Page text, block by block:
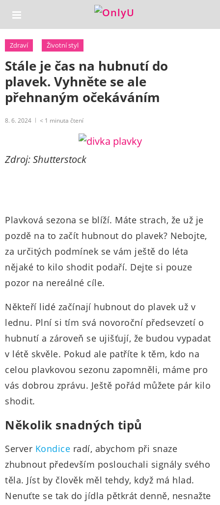
Zdraví Životní styl
Stále je čas na hubnutí do
plavek. Vyhněte se ale
přehnaným očekáváním
8. 6. 2024 < 1 minuta čtení
Zdroj: Shutterstock
Plavková sezona se blíží. Máte strach, že už je
pozdě na to začít hubnout do plavek? Nebojte,
za určitých podmínek se vám ještě do léta
nějaké to kilo shodit podaří. Dejte si pouze
pozor na nereálné cíle.
Někteří lidé začínají hubnout do plavek už v
lednu. Plní si tím svá novoroční předsevzetí o
hubnutí a zároveň se ujišťují, že budou vypadat
v létě skvěle. Pokud ale patříte k těm, kdo na
celou plavkovou sezonu zapomněli, máme pro
vás dobrou zprávu. Ještě pořád můžete pár kilo
shodit.
Několik snadných tipů
Server Kondice radí, abychom při snaze
zhubnout především poslouchali signály svého
těla. Jíst by člověk měl tehdy, když má hlad.
Nenuťte se tak do jídla pětkrát denně, nesnažte